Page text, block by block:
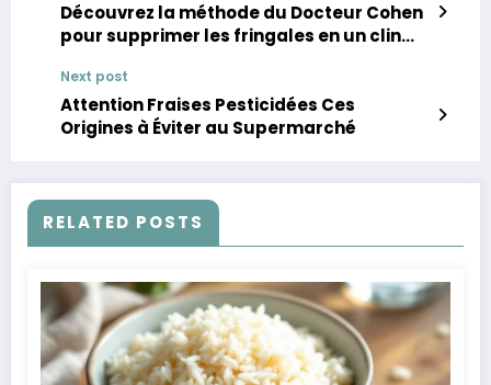
Découvrez la méthode du Docteur Cohen
pour supprimer les fringales en un clin
Next post
Attention Fraises Pesticidées Ces
Origines à Éviter au Supermarché
RELATED POSTS